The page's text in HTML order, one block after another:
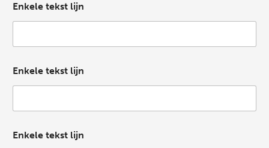
Enkele tekst lijn
Enkele tekst lijn
Enkele tekst lijn